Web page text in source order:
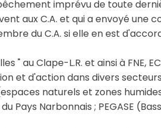
imprévu de toute
aux C.A. et qui a envoyé une
du C.A. si elle en est
" au Clape-L.R. et ainsi à FNE,
et d'action dans divers
naturels et zones
Pays Narbonnais ; PEGASE